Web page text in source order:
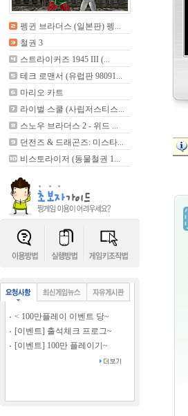
펭귄 브라더스 (일본판) 펭...
철권 3
스트라이커즈 1945 III (...
테크 로맨서 (유럽판 98091...
마리오 카트
라이벌 스쿨 (사립저스티스...
스노우 브라더스 2 - 위드 ...
던전즈 & 드래곤즈: 미스타...
비스토라이저 (동물철권 1...
< 100만플레이 이벤트 당~
[이벤트] 출석체크 프로그~
[이벤트] 100만 플레이기~